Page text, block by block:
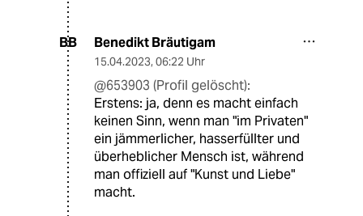
BB Benedikt Bräutigam
15.04.2023, 06:22 Uhr
@653903 (Profil gelöscht):
Erstens: ja, denn es macht einfach
keinen Sinn, wenn man "im Privaten"
ein jämmerlicher, hasserfüllter und
überheblicher Mensch ist, während
man offiziell auf "Kunst und Liebe"
macht.